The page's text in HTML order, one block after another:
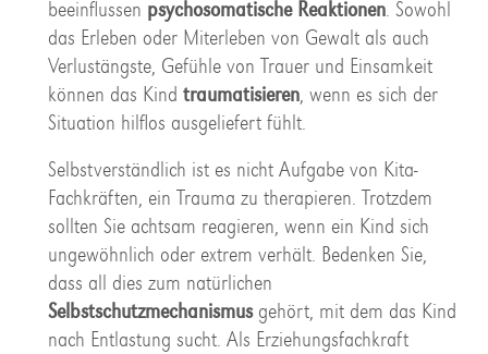
beeinflussen psychosomatische Reaktionen. Sowohl
das Erleben oder Miterleben von Gewalt als auch
Verlustängste, Gefühle von Trauer und Einsamkeit
können das Kind traumatisieren, wenn es sich der
Situation hilflos ausgeliefert fühlt.
Selbstverständlich ist es nicht Aufgabe von Kita-
Fachkräften, ein Trauma zu therapieren. Trotzdem
sollten Sie achtsam reagieren, wenn ein Kind sich
ungewöhnlich oder extrem verhält. Bedenken Sie,
dass all dies zum natürlichen
Selbstschutzmechanismusgehört, mit dem das Kind
nach Entlastung sucht. Als Erziehungsfachkraft